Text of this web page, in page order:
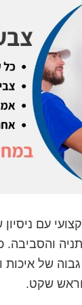
והסביבה.
של איכות
שקט.